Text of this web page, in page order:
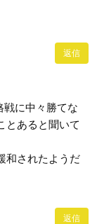
返信
戦に中々勝てな
とあると聞いて
和されたようだ
返信